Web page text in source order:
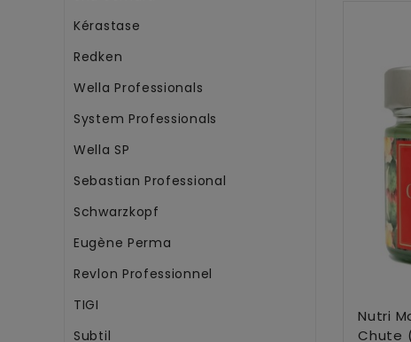
Kérastase
Redken
Wella Professionals
System Professionals
Wella SP
Sebastian Professional
Schwarzkopf
Eugène Perma
Revlon Professionnel
TIGI
Subtil
Nutri
Chute